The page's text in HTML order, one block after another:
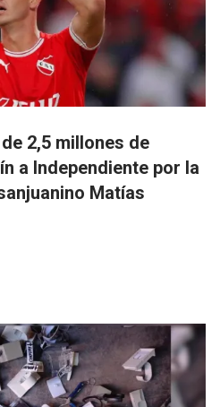
2,5 millones de
a Independiente por la
Matías